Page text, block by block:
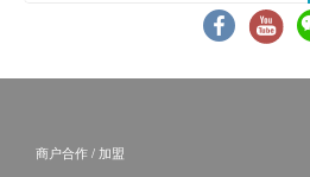
客户若体检后3个月内不提
作销毁处理及不会存底，客
印本 (体检后3个月内)，
商户合作 / 加盟